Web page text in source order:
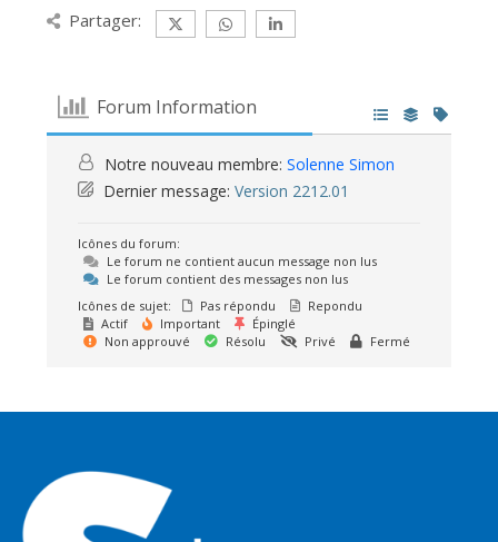
Partager:
Forum Information
Notre nouveau membre:Solenne Simon
Dernier message:Version 2212.01
Icônes du forum:
Le forum ne contient aucun message non lus
Le forum contient des messages non lus
Icônes de sujet:
Pas répondu
Repondu
Actif
Important
Épinglé
Non approuvé
Résolu Privé Fermé